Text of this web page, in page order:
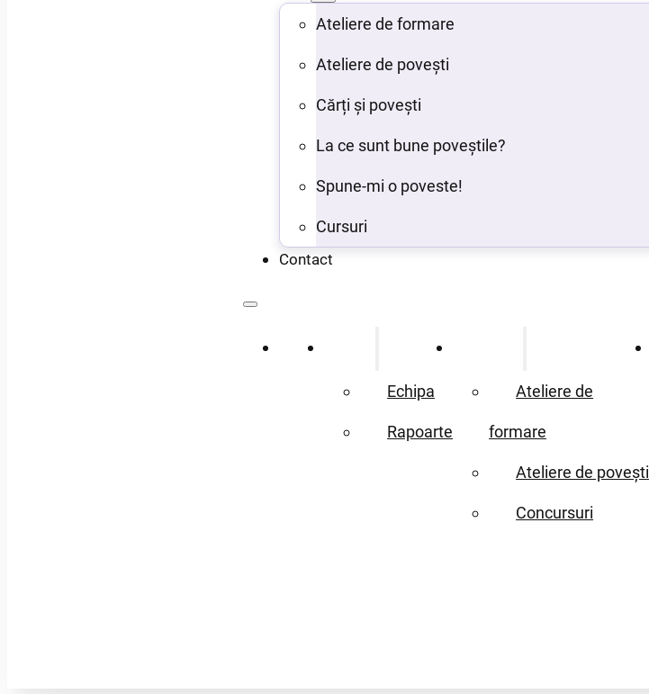
Ateliere de formare
Ateliere de povești
Cărți și povești
La ce sunt bune poveștile?
Spune-mi o poveste!
Cursuri
Contact
Acasă
Echipa
Rapoarte
Ateliere de
formare
Ateliere de povești
Concursuri